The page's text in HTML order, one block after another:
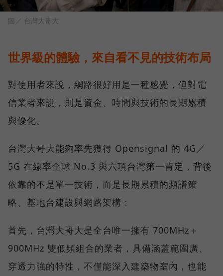
圖／ 台灣大哥大
世界級的體驗，來自看不見的技術布局
對使用者來說，網路很好用是一種感覺，但對電
信業者來說，則是資金、時間與技術的長期累積
與優化。
台灣大哥大能夠率先獲得 Opensignal 的 4G／
5G 在線率全球 No.3 與六項台灣第一肯定，背後
依靠的不是單一技術，而是長期累積的頻譜策
略、基地台建設與網路架構：
首先，台灣大哥大是全台唯一擁有 700MHz＋
900MHz 雙低頻組合的業者，具備涵蓋範圍廣、
穿透力強的特性，不僅能深入建築物室內，也能